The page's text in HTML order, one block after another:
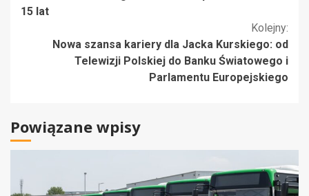
15 lat
Kolejny:
Nowa szansa kariery dla Jacka Kurskiego: od
Telewizji Polskiej do Banku Światowego i
Parlamentu Europejskiego
Powiązane wpisy